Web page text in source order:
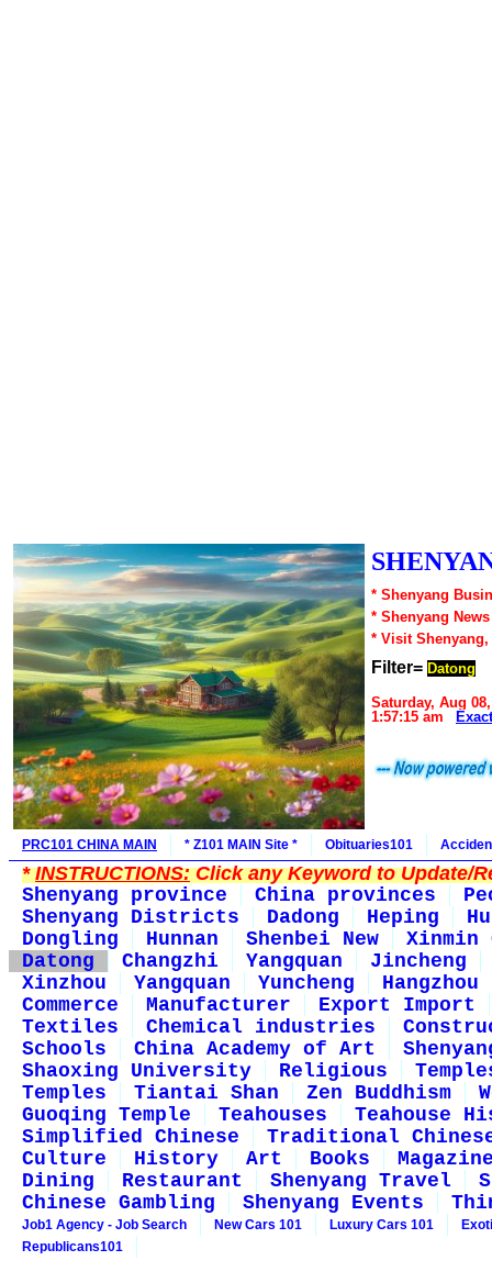
* Shenyang
* Shenyang
* Visit
Filter= Datong
Saturday, Aug
1:57:15 am
PRC101 CHINA MAIN * Z101 MAIN Site * Obituaries101
*INSTRUCTIONS:Click any Keyword to Update/
Shenyang province
China provinces
Shenyang Districts
Dadong Heping
Dongling
Hunnan Shenbei New
Xinmin
Datong
Changzhi Yangquan
Jincheng
Xinzhou
Yangquan Yuncheng
Hangzhou
Commerce
Manufacturer
Export Import
Textiles
Chemical industries
Schools
China Academy of Art
Shaoxing University
Religious
Temples
Tiantai Shan Zen Buddhism
Guoqing Temple
Teahouses
Teahouse
Simplified Chinese
Traditional
Culture
History Art Books
Dining
Restaurant Shenyang Travel
Chinese Gambling
Shenyang Events
Job1 Agency - Job Search New Cars 101 Luxury Cars 101
Republicans101